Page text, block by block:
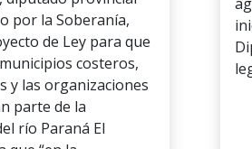
por la Soberanía,
de Ley para que
costeros,
y las organizaciones
parte de la
río Paraná El